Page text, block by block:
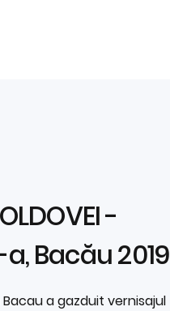
-
Bacău 2019
Bacau a gazduit vernisajul